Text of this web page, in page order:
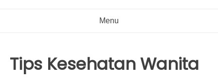
Menu
Tips Kesehatan Wanita